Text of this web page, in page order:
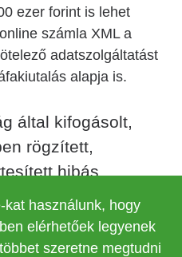
ezer forint is lehet
számla XML a
adatszolgáltatást
alapja is.
által kifogásolt,
rögzített,
hibás
a NAV számos
küld majd az
melynek szankciói
használunk, hogy
elérhetőek legyenek
szeretne megtudni